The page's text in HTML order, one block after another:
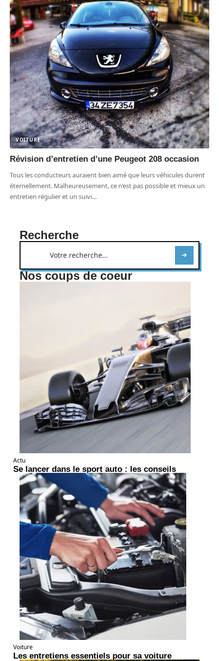
VOITURE
Révision d’entretien d’une Peugeot 208 occasion
Tous les conducteurs auraient bien aimé que leurs véhicules durent
éternellement. Malheureusement, ce n’est pas possible et mieux un
entretien régulier et un suivi…
Recherche
Nos coups de coeur
Actu
Se lancer dans le sport auto : les conseils
Voiture
Les entretiens essentiels pour sa voiture